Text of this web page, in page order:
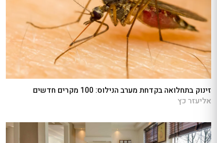
זינוק בתחלואה בקדחת מערב הנילוס: 100 מקרים חדשים
אליעזר כץ